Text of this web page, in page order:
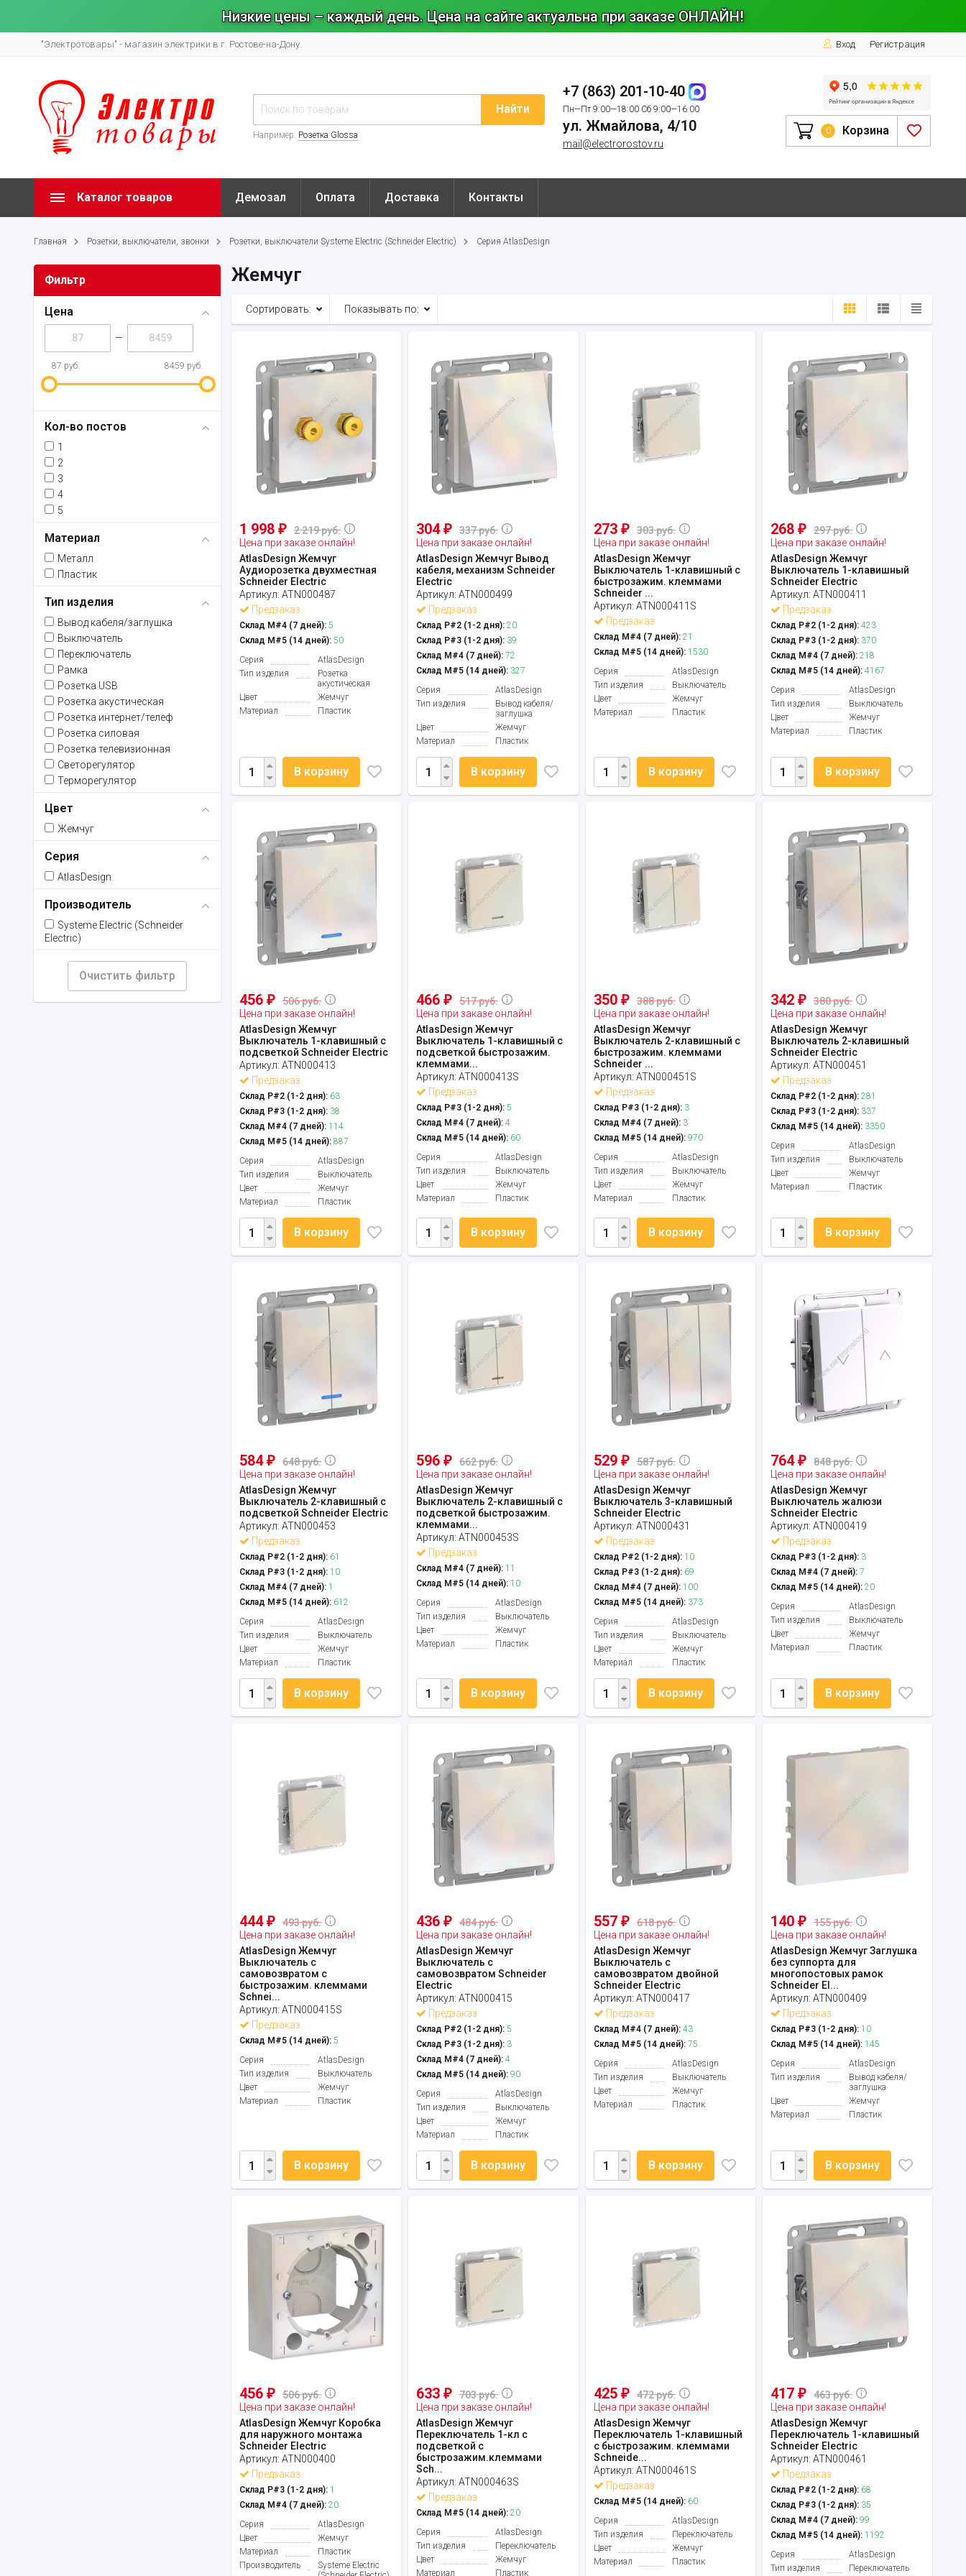
Низкие цены – каждый день. Цена на сайте актуальна при заказе ОНЛАЙН!
"Электротовары" - магазин электрики в г. Ростове-на-Дону. Вход Регистрация
Найти
Например: Розетка Glossa
+7 (863) 201-10-40
Пн—Пт 9:00—18:00 Сб 9:00—16:00
ул. Жмайлова, 4/10
mail@electrorostov.ru
0 Корзина
Каталог товаров Демозал Оплата Доставка Контакты
Главная Розетки, выключатели, звонки Розетки, выключатели Systeme Electric (Schneider Electric) Серия AtlasDesign
Фильтр
Цена
—
87 руб. 8459 руб.
Кол-во постов
1
2
3
4
5
Материал
Металл
Пластик
Тип изделия
Вывод кабеля/заглушка
Выключатель
Переключатель
Рамка
Розетка USB
Розетка акустическая
Розетка интернет/телеф
Розетка силовая
Розетка телевизионная
Светорегулятор
Терморегулятор
Цвет
Жемчуг
Серия
AtlasDesign
Производитель
Systeme Electric (Schneider
Electric)
Очистить фильтр
Жемчуг
Сортировать: Показывать по:
1 998 ₽
2 219 руб.
Цена при заказе онлайн!
AtlasDesign Жемчуг
Аудиорозетка двухместная
Schneider Electric
Артикул: ATN000487
Предзаказ
Склад М#4 (7 дней): 5
Склад М#5 (14 дней): 50
Серия
AtlasDesign
Тип изделия
Розетка
акустическая
Цвет
Жемчуг
Материал
Пластик
В корзину
304₽
337 руб.
Цена при заказе онлайн!
AtlasDesign Жемчуг Вывод
кабеля, механизм Schneider
Electric
Артикул:ATN000499
Предзаказ
Склад Р#2 (1-2 дня): 20
Склад Р#3 (1-2 дня): 39
Склад М#4 (7 дней): 72
Склад М#5 (14 дней): 327
Серия
AtlasDesign
Тип изделия
Вывод кабеля/
заглушка
Цвет
Жемчуг
Материал
Пластик
В корзину
273 ₽
303 руб.
Цена при заказе онлайн!
AtlasDesign Жемчуг
Выключатель 1-клавишный c
быстрозажим. клеммами
Schneider ...
Артикул: ATN000411S
Предзаказ
Склад М#4 (7 дней): 21
Склад М#5 (14 дней): 1530
Серия
AtlasDesign
Тип изделия
Выключатель
Цвет
Жемчуг
Материал
Пластик
В корзину
268 ₽
297 руб.
Цена при заказе онлайн!
AtlasDesign Жемчуг
Выключатель 1-клавишный
Schneider Electric
Артикул: ATN000411
Предзаказ
Склад Р#2 (1-2 дня): 423
Склад Р#3 (1-2 дня): 370
Склад М#4 (7 дней): 218
Склад М#5 (14 дней): 4167
Серия
AtlasDesign
Тип изделия
Выключатель
Цвет
Жемчуг
Материал
Пластик
В корзину
456 ₽
506 руб.
Цена при заказе онлайн!
AtlasDesign Жемчуг
Выключатель 1-клавишный с
подсветкой Schneider Electric
Артикул: ATN000413
Предзаказ
Склад Р#2 (1-2 дня): 63
Склад Р#3 (1-2 дня): 38
Склад М#4 (7 дней): 114
Склад М#5 (14 дней): 887
Серия
AtlasDesign
Тип изделия
Выключатель
Цвет
Жемчуг
Материал
Пластик
В корзину
466₽
517 руб.
Цена при заказе онлайн!
AtlasDesign Жемчуг
Выключатель 1-клавишный с
подсветкой быстрозажим.
клеммами...
Артикул:ATN000413S
Предзаказ
Склад Р#3 (1-2 дня): 5
Склад М#4 (7 дней): 4
Склад М#5 (14 дней): 60
Серия
AtlasDesign
Тип изделия
Выключатель
Цвет
Жемчуг
Материал
Пластик
В корзину
350 ₽
388 руб.
Цена при заказе онлайн!
AtlasDesign Жемчуг
Выключатель 2-клавишный c
быстрозажим. клеммами
Schneider ...
Артикул: ATN000451S
Предзаказ
Склад Р#3 (1-2 дня): 3
Склад М#4 (7 дней): 3
Склад М#5 (14 дней): 970
Серия
AtlasDesign
Тип изделия
Выключатель
Цвет
Жемчуг
Материал
Пластик
В корзину
342 ₽
380 руб.
Цена при заказе онлайн!
AtlasDesign Жемчуг
Выключатель 2-клавишный
Schneider Electric
Артикул: ATN000451
Предзаказ
Склад Р#2 (1-2 дня): 281
Склад Р#3 (1-2 дня): 337
Склад М#5 (14 дней): 3350
Серия
AtlasDesign
Тип изделия
Выключатель
Цвет
Жемчуг
Материал
Пластик
В корзину
584 ₽
648 руб.
Цена при заказе онлайн!
AtlasDesign Жемчуг
Выключатель 2-клавишный с
подсветкой Schneider Electric
Артикул: ATN000453
Предзаказ
Склад Р#2 (1-2 дня): 61
Склад Р#3 (1-2 дня): 10
Склад М#4 (7 дней): 1
Склад М#5 (14 дней): 612
Серия
AtlasDesign
Тип изделия
Выключатель
Цвет
Жемчуг
Материал
Пластик
В корзину
596₽
662 руб.
Цена при заказе онлайн!
AtlasDesign Жемчуг
Выключатель 2-клавишный с
подсветкой быстрозажим.
клеммами...
Артикул:ATN000453S
Предзаказ
Склад М#4 (7 дней): 11
Склад М#5 (14 дней): 10
Серия
AtlasDesign
Тип изделия
Выключатель
Цвет
Жемчуг
Материал
Пластик
В корзину
529 ₽
587 руб.
Цена при заказе онлайн!
AtlasDesign Жемчуг
Выключатель 3-клавишный
Schneider Electric
Артикул: ATN000431
Предзаказ
Склад Р#2 (1-2 дня): 10
Склад Р#3 (1-2 дня): 69
Склад М#4 (7 дней): 100
Склад М#5 (14 дней): 373
Серия
AtlasDesign
Тип изделия
Выключатель
Цвет
Жемчуг
Материал
Пластик
В корзину
764 ₽
848 руб.
Цена при заказе онлайн!
AtlasDesign Жемчуг
Выключатель жалюзи
Schneider Electric
Артикул: ATN000419
Предзаказ
Склад Р#3 (1-2 дня): 3
Склад М#4 (7 дней): 7
Склад М#5 (14 дней): 20
Серия
AtlasDesign
Тип изделия
Выключатель
Цвет
Жемчуг
Материал
Пластик
В корзину
444 ₽
493 руб.
Цена при заказе онлайн!
AtlasDesign Жемчуг
Выключатель с
самовозвратом c
быстрозажим. клеммами
Schnei...
Артикул: ATN000415S
Предзаказ
Склад М#5 (14 дней): 5
Серия
AtlasDesign
Тип изделия
Выключатель
Цвет
Жемчуг
Материал
Пластик
В корзину
436₽
484 руб.
Цена при заказе онлайн!
AtlasDesign Жемчуг
Выключатель с
самовозвратом Schneider
Electric
Артикул:ATN000415
Предзаказ
Склад Р#2 (1-2 дня): 5
Склад Р#3 (1-2 дня): 3
Склад М#4 (7 дней): 4
Склад М#5 (14 дней): 90
Серия
AtlasDesign
Тип изделия
Выключатель
Цвет
Жемчуг
Материал
Пластик
В корзину
557 ₽
618 руб.
Цена при заказе онлайн!
AtlasDesign Жемчуг
Выключатель с
самовозвратом двойной
Schneider Electric
Артикул: ATN000417
Предзаказ
Склад М#4 (7 дней): 43
Склад М#5 (14 дней): 75
Серия
AtlasDesign
Тип изделия
Выключатель
Цвет
Жемчуг
Материал
Пластик
В корзину
140 ₽
155 руб.
Цена при заказе онлайн!
AtlasDesign Жемчуг Заглушка
без суппорта для
многопостовых рамок
Schneider El...
Артикул: ATN000409
Предзаказ
Склад Р#3 (1-2 дня): 10
Склад М#5 (14 дней): 145
Серия
AtlasDesign
Тип изделия
Вывод кабеля/
заглушка
Цвет
Жемчуг
Материал
Пластик
В корзину
456 ₽
506 руб.
Цена при заказе онлайн!
AtlasDesign Жемчуг Коробка
для наружного монтажа
Schneider Electric
Артикул: ATN000400
Предзаказ
Склад Р#3 (1-2 дня): 1
Склад М#4 (7 дней): 20
Серия
AtlasDesign
Цвет
Жемчуг
Материал
Пластик
Производитель
Systeme Electric
633₽
703 руб.
Цена при заказе онлайн!
AtlasDesign Жемчуг
Переключатель 1-кл с
подсветкой c
быстрозажим.клеммами
Sch...
Артикул:ATN000463S
Предзаказ
Склад М#5 (14 дней): 20
Серия
AtlasDesign
Тип изделия
Переключатель
Цвет
Жемчуг
Материал
Пластик
425 ₽
472 руб.
Цена при заказе онлайн!
AtlasDesign Жемчуг
Переключатель 1-клавишный
c быстрозажим. клеммами
Schneide...
Артикул: ATN000461S
Предзаказ
Склад М#5 (14 дней): 60
Серия
AtlasDesign
Тип изделия
Переключатель
Цвет
Жемчуг
Материал
Пластик
417 ₽
463 руб.
Цена при заказе онлайн!
AtlasDesign Жемчуг
Переключатель 1-клавишный
Schneider Electric
Артикул: ATN000461
Предзаказ
Склад Р#2 (1-2 дня): 68
Склад Р#3 (1-2 дня): 35
Склад М#4 (7 дней): 99
Склад М#5 (14 дней): 1192
Серия
AtlasDesign
Тип изделия
Переключатель